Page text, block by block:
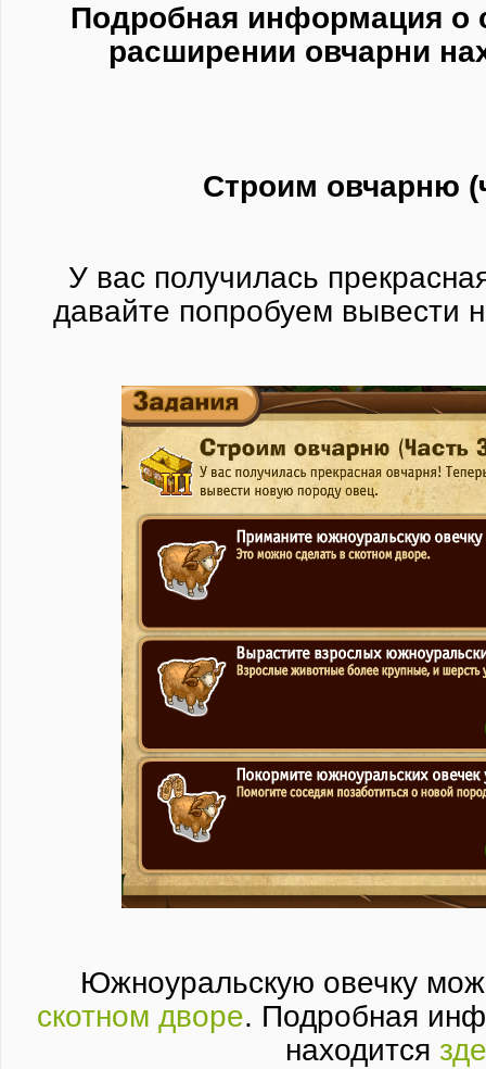
Подробная информация о
расширении овчарни
Строим овчарню
У вас получилась
давайте попробуем вывести
Южноуральскую овечку
скотном дворе. Подробная
находится